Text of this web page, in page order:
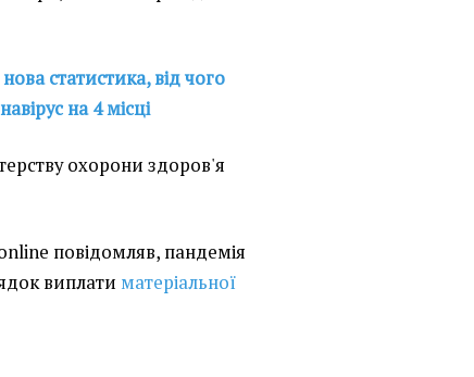
статистика, від чого
на 4 місці
охорони здоров'я
повідомляв, пандемія
виплати матеріальної